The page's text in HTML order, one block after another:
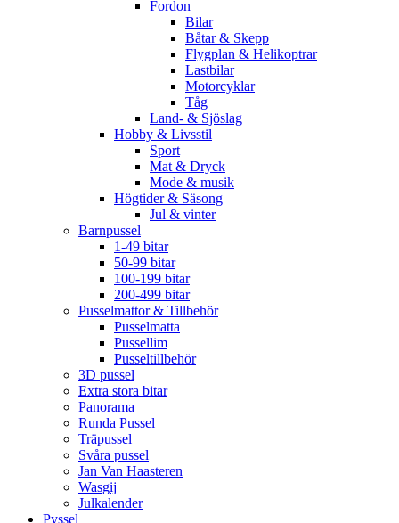
Fordon
Bilar
Båtar & Skepp
Flygplan & Helikoptrar
Lastbilar
Motorcyklar
Tåg
Land- & Sjöslag
Hobby & Livsstil
Sport
Mat & Dryck
Mode & musik
Högtider & Säsong
Jul & vinter
Barnpussel
1-49 bitar
50-99 bitar
100-199 bitar
200-499 bitar
Pusselmattor & Tillbehör
Pusselmatta
Pussellim
Pusseltillbehör
3D pussel
Extra stora bitar
Panorama
Runda Pussel
Träpussel
Svåra pussel
Jan Van Haasteren
Wasgij
Julkalender
Pyssel